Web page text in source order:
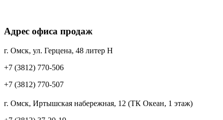
Адрес офиса продаж
г. Омск, ул. Герцена, 48 литер Н
+7 (3812) 770-506
+7 (3812) 770-507
г. Омск, Иртышская набережная, 12 (ТК Океан, 1 этаж)